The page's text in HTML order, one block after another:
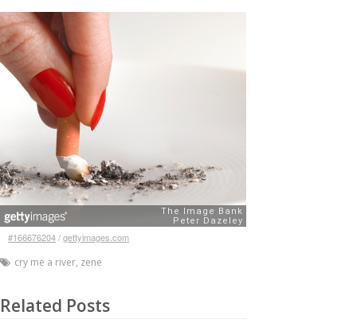
#166676204/gettyimages.com
cry me a river, zene
Related Posts